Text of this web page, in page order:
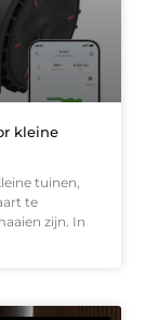
kleine
tuinen,
te
zijn. In